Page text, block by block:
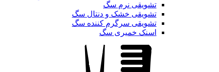
تشویقی نرم سگ
تشویقی خشک و دنتال سگ
تشویقی سرگرم کننده سگ
اسنک خمیری سگ